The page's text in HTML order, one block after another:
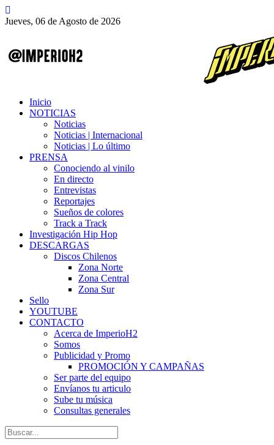
Jueves, 06 de Agosto de 2026
Inicio
NOTICIAS
Noticias
Noticias | Internacional
Noticias | Lo último
PRENSA
Conociendo al vinilo
En directo
Entrevistas
Reportajes
Sueños de colores
Track a Track
Investigación Hip Hop
DESCARGAS
Discos Chilenos
Zona Norte
Zona Central
Zona Sur
Sello
YOUTUBE
CONTACTO
Acerca de ImperioH2
Somos
Publicidad y Promo
PROMOCIÓN Y CAMPAÑAS
Ser parte del equipo
Envíanos tu articulo
Sube tu música
Consultas generales